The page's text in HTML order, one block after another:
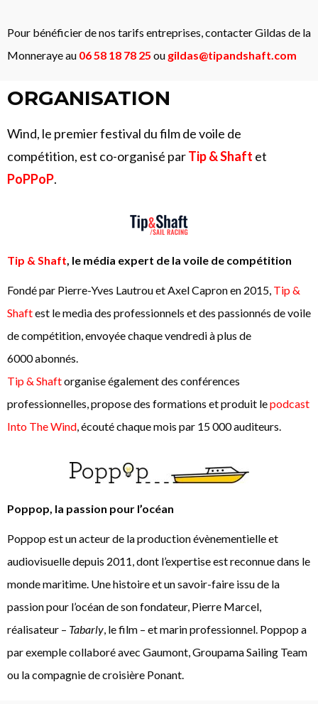
Pour bénéficier de nos tarifs entreprises, contacter Gildas de la
Monnerayeau 06 58 18 78 25 ou gildas@tipandshaft.com
ORGANISATION
Wind, le premier festival du film de voile de
compétition, est co-organisé parTip & Shaft et
PoPPoP.
Tip & Shaft, le média expert de la voile de compétition
Fondé par Pierre-Yves Lautrou et Axel Capron en 2015, Tip &
Shaftest le media des professionnels et des passionnés de voile
de compétition, envoyée chaque vendredi à plus de
6000abonnés.
Tip & Shaftorganise également des conférences
professionnelles, propose des formations et produit lepodcast
Into The Wind, écouté chaque mois par 15 000 auditeurs.
Poppop, la passion pour l’océan
Poppop est un acteur de la production évènementielle et
audiovisuelle depuis 2011, dont l’expertise est reconnue dans le
monde maritime. Une histoire et un savoir-faire issu de la
passion pour l’océan de son fondateur, Pierre Marcel,
réalisateur – Tabarly , le film – et marin professionnel. Poppop a
par exemple collaboré avec Gaumont, Groupama Sailing Team
ou lacompagnie de croisière Ponant.